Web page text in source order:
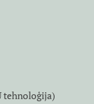
tehnoloģija)